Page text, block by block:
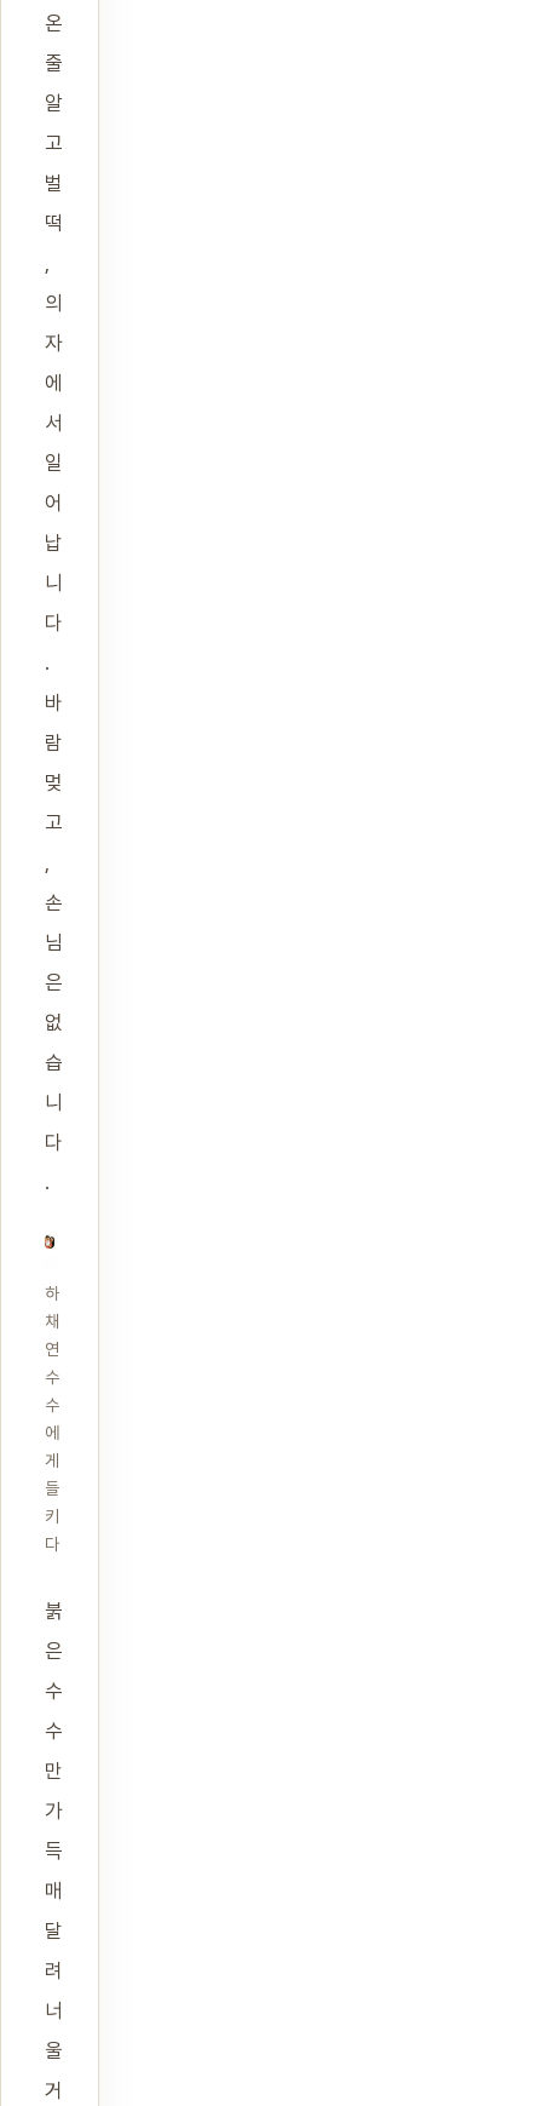
온
줄
알
고
벌
떡
의
자
에
서
일
어
납
니
다
.
바
람
멎
고
손
님
은
없
습
니
다
.
하
채
연
수
수
에
게
들
키
다
붉
은
수
수
만
가
득
매
달
려
너
울
거